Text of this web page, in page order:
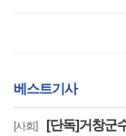
베스트기사
[사회] [단독]거창군수